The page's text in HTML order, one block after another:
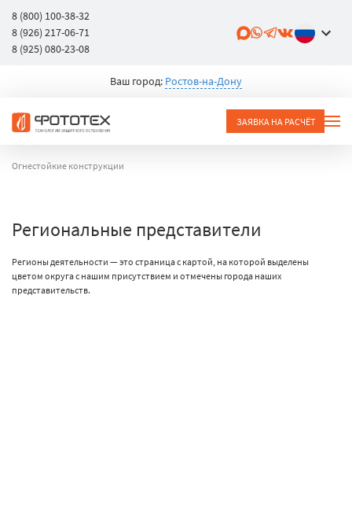
8 (800) 100-38-32
8 (926) 217-06-71
8 (925) 080-23-08
Ваш город: Ростов-на-Дону
ЗАЯВКА НА РАСЧЁТ
Огнестойкие конструкции
Региональные представители
Регионы деятельности — это страница с картой, на которой выделены
цветом округа с нашим присутствием и отмечены города наших
представительств.